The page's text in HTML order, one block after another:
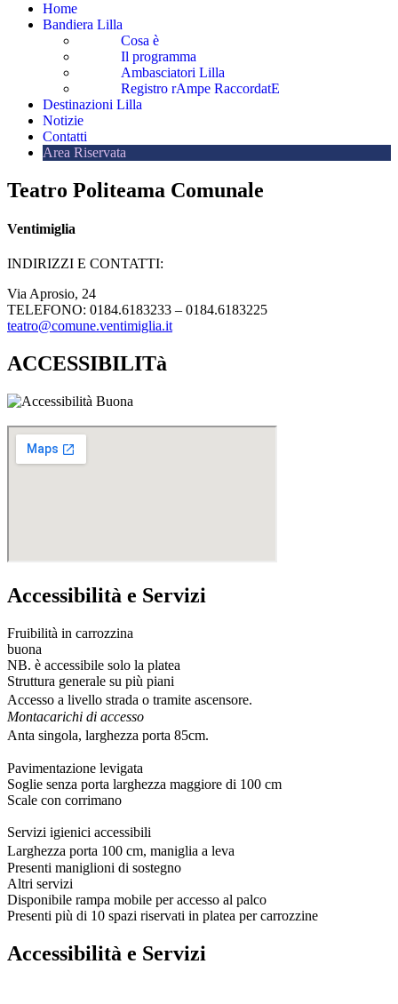
Home
Bandiera Lilla
Cosa è
Il programma
Ambasciatori Lilla
Registro rAmpe RaccordatE
Destinazioni Lilla
Notizie
Contatti
Area Riservata
Teatro Politeama Comunale
Ventimiglia
INDIRIZZI E CONTATTI:​
Via Aprosio, 24
TELEFONO: 0184.6183233 – 0184.6183225
teatro@comune.ventimiglia.it
ACCESSIBILITà
Accessibilità e Servizi
Fruibilità in carrozzina
buona
NB. è accessibile solo la platea
Struttura generale su più piani
Accesso a livello strada o tramite ascensore.
Montacarichi di accesso
Anta singola, larghezza porta 85cm.
Pavimentazione levigata
Soglie senza porta larghezza maggiore di 100 cm
Scale con corrimano
Servizi igienici accessibili
Larghezza porta 100 cm, maniglia a leva
Presenti maniglioni di sostegno
Altri servizi
Disponibile rampa mobile per accesso al palco
Presenti più di 10 spazi riservati in platea per carrozzine
Accessibilità e Servizi